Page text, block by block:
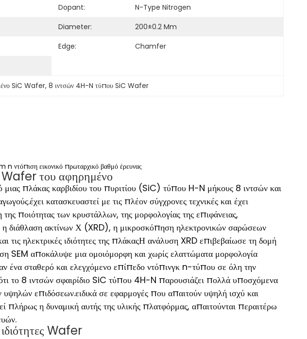
Dopant:
N-Type Nitrogen
Diameter:
200±0.2 Mm
Edge:
Chamfer
SiC Wafer, 8 ιντσών 4H-N τύπου SiC Wafer
εικονικό πρωταρχικό βαθμό έρευνας
του αφηρημένο
πλάκας καρβιδίου του πυριτίου (SiC) τύπου H-N μήκους 8 ιντσών και
κατασκευαστεί με τις πλέον σύγχρονες τεχνικές και έχει
ποιότητας των κρυστάλλων, της μορφολογίας της επιφάνειας,
η διάθλαση ακτίνων Χ (XRD), η μικροσκόπηση ηλεκτρονικών σαρώσεων
τις ηλεκτρικές ιδιότητες της πλάκαςΗ ανάλυση XRD επιβεβαίωσε τη δομή
αποκάλυψε μια ομοιόμορφη και χωρίς ελαττώματα μορφολογία
ένα σταθερό και ελεγχόμενο επίπεδο ντόπινγκ n-τύπου σε όλη την
το 8 ιντσών σφαιρίδιο SiC τύπου 4H-N παρουσιάζει πολλά υποσχόμενα
επιδόσεων.ειδικά σε εφαρμογές που απαιτούν υψηλή ισχύ και
πλήρως η δυναμική αυτής της υλικής πλατφόρμας, απαιτούνται περαιτέρω
Wafer